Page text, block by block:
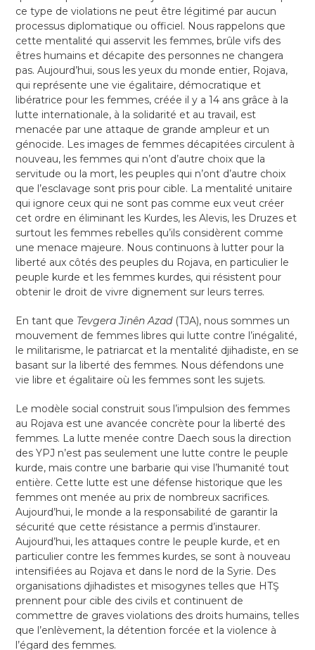
ce type de violations ne peut être légitimé par aucun
processus diplomatique ou officiel. Nous rappelons que
cette mentalité qui asservit les femmes, brûle vifs des
êtres humains et décapite des personnes ne changera
pas. Aujourd’hui, sous les yeux du monde entier, Rojava,
qui représente une vie égalitaire, démocratique et
libératrice pour les femmes, créée il y a 14 ans grâce à la
lutte internationale, à la solidarité et au travail, est
menacée par une attaque de grande ampleur et un
génocide. Les images de femmes décapitées circulent à
nouveau, les femmes qui n’ont d’autre choix que la
servitude ou la mort, les peuples qui n’ont d’autre choix
que l’esclavage sont pris pour cible. La mentalité unitaire
qui ignore ceux qui ne sont pas comme eux veut créer
cet ordre en éliminant les Kurdes, les Alevis, les Druzes et
surtout les femmes rebelles qu’ils considèrent comme
une menace majeure. Nous continuons à lutter pour la
liberté aux côtés des peuples du Rojava, en particulier le
peuple kurde et les femmes kurdes, qui résistent pour
obtenir le droit de vivre dignement sur leurs terres.
En tant que Tevgera Jinên Azad(TJA), nous sommes un
mouvement de femmes libres qui lutte contre l’inégalité,
le militarisme, le patriarcat et la mentalité djihadiste, en se
basant sur la liberté des femmes. Nous défendons une
vie libre et égalitaire où les femmes sont les sujets.
Le modèle social construit sous l’impulsion des femmes
au Rojava est une avancée concrète pour la liberté des
femmes. La lutte menée contre Daech sous la direction
des YPJ n’est pas seulement une lutte contre le peuple
kurde, mais contre une barbarie qui vise l’humanité tout
entière. Cette lutte est une défense historique que les
femmes ont menée au prix de nombreux sacrifices.
Aujourd’hui, le monde a la responsabilité de garantir la
sécurité que cette résistance a permis d’instaurer.
Aujourd’hui, les attaques contre le peuple kurde, et en
particulier contre les femmes kurdes, se sont à nouveau
intensifiées au Rojava et dans le nord de la Syrie. Des
organisations djihadistes et misogynes telles que HTŞ
prennent pour cible des civils et continuent de
commettre de graves violations des droits humains, telles
que l’enlèvement, la détention forcée et la violence à
l’égard des femmes.